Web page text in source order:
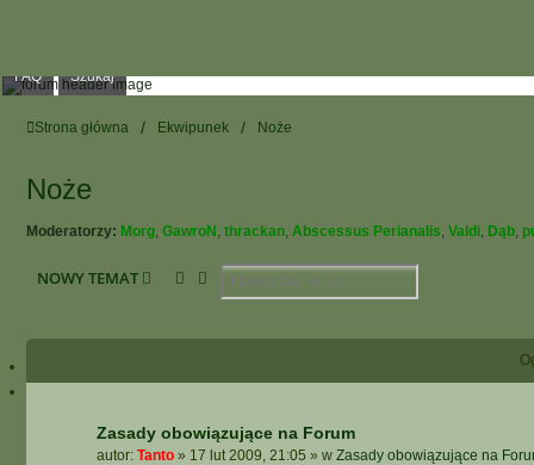
FAQ Szukaj
Strona główna Ekwipunek Noże
Noże
Moderatorzy: Morg, GawroN , thrackan, Abscessus Perianalis, Valdi, Dąb,
NOWY TEMAT SzukajWyszukiwanie Zaawansowane
Zasady obowiązujące na Forum
autor: Tanto » 17 lut 2009, 21:05 » w Zasady obowiązujące na